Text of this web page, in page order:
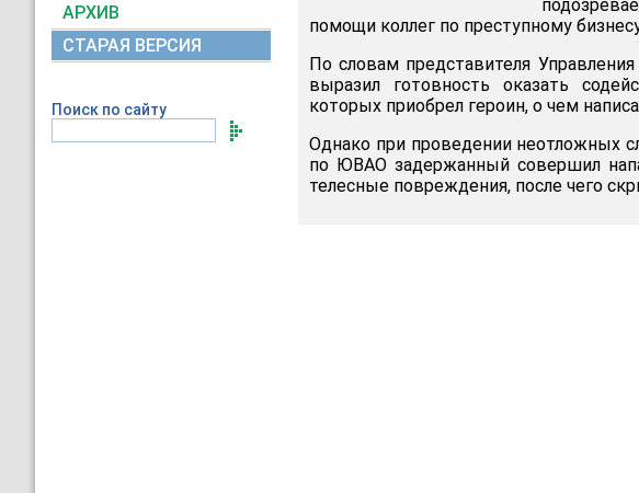
АРХИВ
СТАРАЯ ВЕРСИЯ
Поиск по сайту
помощи коллег по преступному
По словам представителя
выразил готовность оказать
которых приобрел героин, о чем
Однако при проведении неотложных
по ЮВАО задержанный совершил
телесные повреждения, после чего